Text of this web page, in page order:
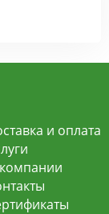
для
работает.
и оплата